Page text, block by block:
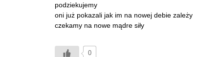
podziekujemy
oni już pokazali jak im na nowej debie zależy
czekamy na nowe mądre siły
0